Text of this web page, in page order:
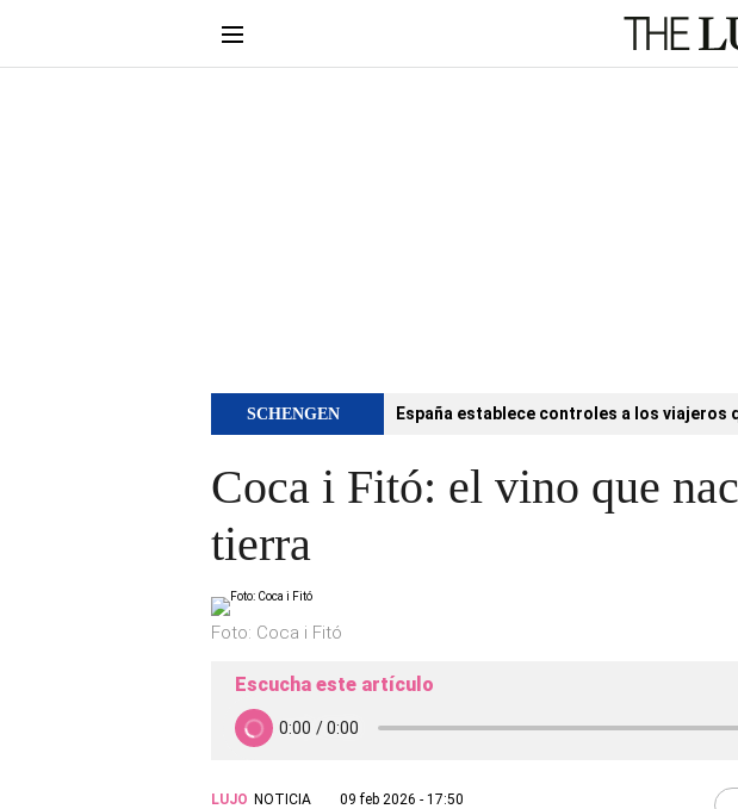
SCHENGEN España establece controles a los
Coca i Fitó: el vino que
tierra
Foto: Coca i Fitó
Escucha este artículo
LUJO NOTICIA
09 feb 2026 - 17:50